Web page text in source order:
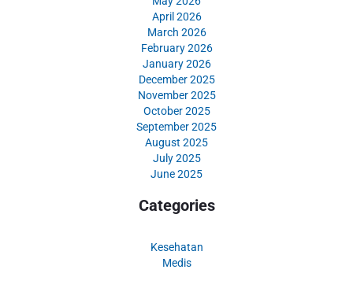
April 2026
March 2026
February 2026
January 2026
December 2025
November 2025
October 2025
September 2025
August 2025
July 2025
June 2025
Categories
Kesehatan
Medis